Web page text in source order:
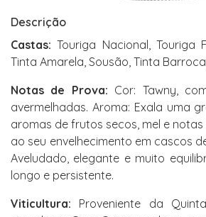
Descrição
Castas: Touriga Nacional, Touriga
Tinta Amarela, Sousão, Tinta
Notas de Prova: Cor: Tawny,
avermelhadas. Aroma: Exala uma
aromas de frutos secos, mel e
ao seu envelhecimento em cascos
Aveludado, elegante e muito
longo e persistente.
Viticultura: Proveniente da